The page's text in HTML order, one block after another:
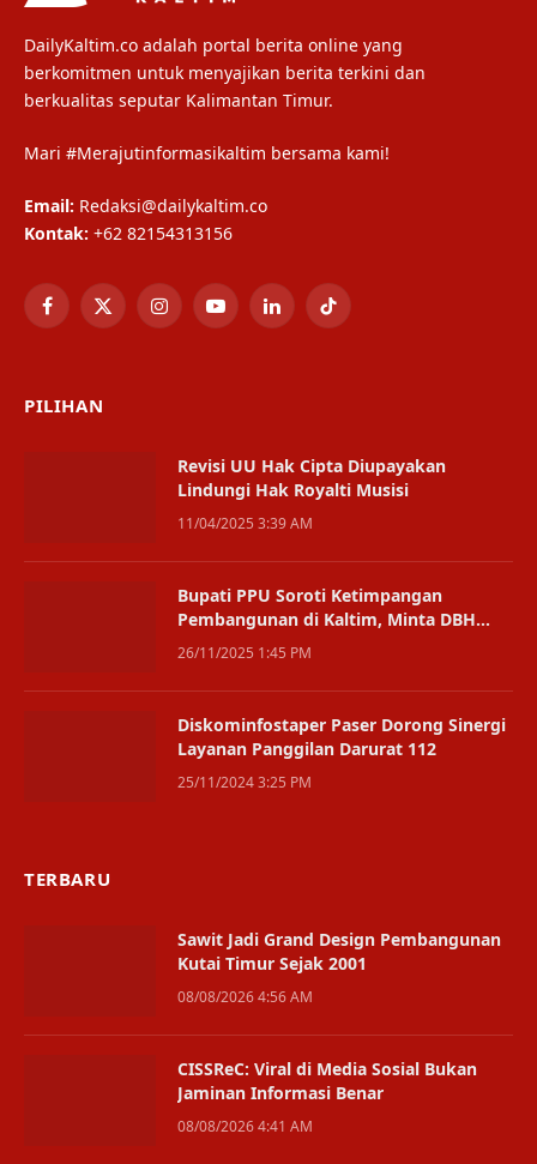
DailyKaltim.co adalah portal berita online yang
berkomitmen untuk menyajikan berita terkini dan
berkualitas seputar Kalimantan Timur.
Mari #Merajutinformasikaltim bersama kami!
Email: Redaksi@dailykaltim.co
Kontak: +62 82154313156
Facebook
X
InstagramYouTubeLinkedInTikTok
PILIHAN
Revisi UU Hak Cipta Diupayakan
Lindungi Hak Royalti Musisi
11/04/2025 3:39 AM
Bupati PPU Soroti Ketimpangan
Pembangunan di Kaltim, Minta DBH
Lebih Adil
26/11/2025 1:45 PM
Diskominfostaper Paser Dorong Sinergi
Layanan Panggilan Darurat 112
25/11/2024 3:25 PM
TERBARU
Sawit Jadi Grand Design Pembangunan
Kutai Timur Sejak 2001
08/08/2026 4:56 AM
CISSReC: Viral di Media Sosial Bukan
Jaminan Informasi Benar
08/08/2026 4:41 AM